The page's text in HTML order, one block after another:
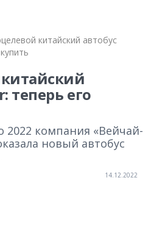
китайский автобус
теперь его
2022 компания «Вейчай-
новый автобус
14.12.2022